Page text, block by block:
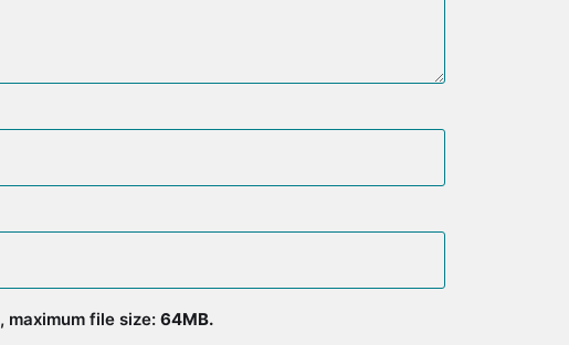
, maximum file size: 64MB.